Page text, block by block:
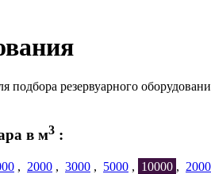
подбора резервуарного
в м3 :
, 2000 , 3000 , 5000 , 10000 ,